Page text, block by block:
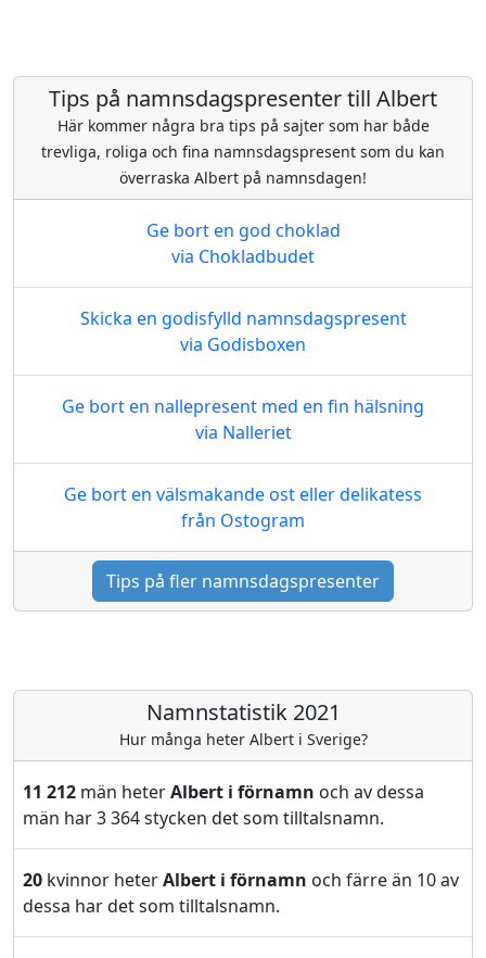
Tips på namnsdagspresenter till Albert
Här kommer några bra tips på sajter som har både
trevliga, roliga och fina namnsdagspresent som du kan
överraska Albert på namnsdagen!
Ge bort en god choklad
via Chokladbudet
Skicka en godisfylld namnsdagspresent
via Godisboxen
Ge bort en nallepresent med en fin hälsning
via Nalleriet
Ge bort en välsmakande ost eller delikatess
från Ostogram
Tips på fler namnsdagspresenter
Namnstatistik 2021
Hur många heter Albert i Sverige?
11 212 män heterAlbert i förnamn och av dessa
män har 3 364 stycken det som tilltalsnamn.
20 kvinnor heterAlbert i förnamn och färre än 10 av
dessa har det som tilltalsnamn.